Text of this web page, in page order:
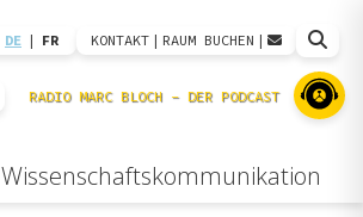
DE | FR KONTAKT | RAUM BUCHEN |
Wissenschaftskommunikation